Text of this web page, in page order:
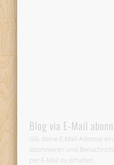
Blog via E-Mail
Gib deine E-Mail-Adresse
abonnieren und
per E-Mail zu erhalten.